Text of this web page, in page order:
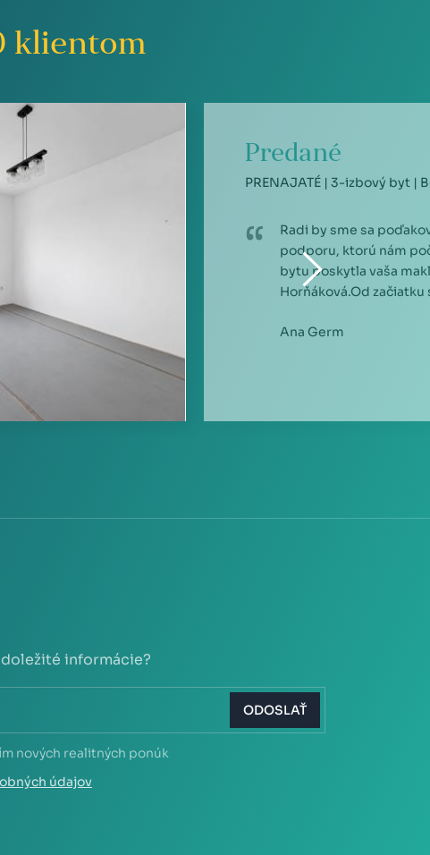
klientom
Predané
PRENAJATÉ | 3-izbový byt |
Radi by sme sa
podporu, ktorú nám
bytu poskytla vaša
Horňáková.Od začiatku
Ana Germ
informácie?
ODOSLAŤ
nových realitných ponúk
údajov